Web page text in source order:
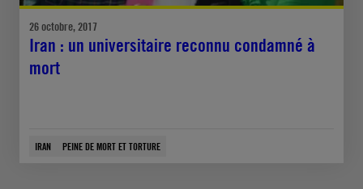
26 octobre, 2017
Iran : un universitaire reconnu condamné à
mort
IRAN PEINE DE MORT ET TORTURE